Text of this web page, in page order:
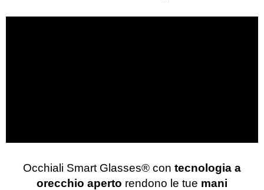
Occhiali Smart Glasses®️ con tecnologia a
orecchio aperto rendono le tue mani